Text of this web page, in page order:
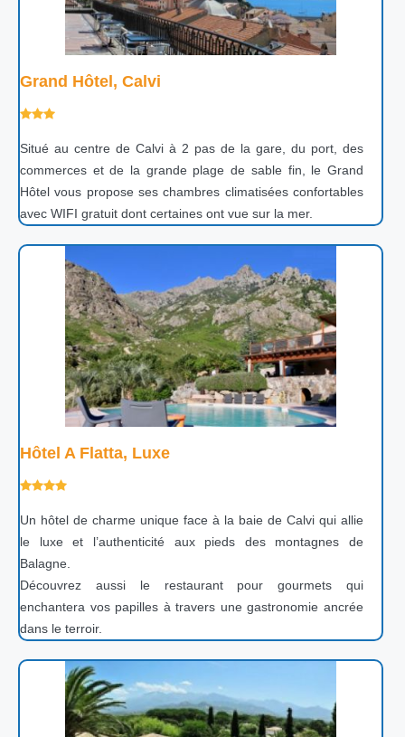
Grand Hôtel, Calvi
Situé au centre de Calvi à 2 pas de la gare, du port, des
commerces et de la grande plage de sable fin, le Grand
Hôtel vous propose ses chambres climatisées confortables
avec WIFI gratuit dont certaines ont vue sur la mer.
Hôtel A Flatta, Luxe
Un hôtel de charme unique face à la baie de Calvi qui allie
le luxe et l’authenticité aux pieds des montagnes de
Balagne.
Découvrez aussi le restaurant pour gourmets qui
enchantera vos papilles à travers une gastronomie ancrée
dans le terroir.